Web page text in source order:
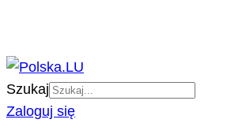
Szukaj
Zaloguj się